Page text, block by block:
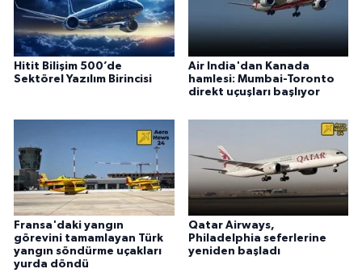
Hitit Bilişim 500’de
Sektörel Yazılım Birincisi
Air India'dan Kanada
hamlesi: Mumbai-Toronto
direkt uçuşları başlıyor
Fransa'daki yangın
görevini tamamlayan Türk
yangın söndürme uçakları
yurda döndü
Qatar Airways,
Philadelphia seferlerine
yeniden başladı